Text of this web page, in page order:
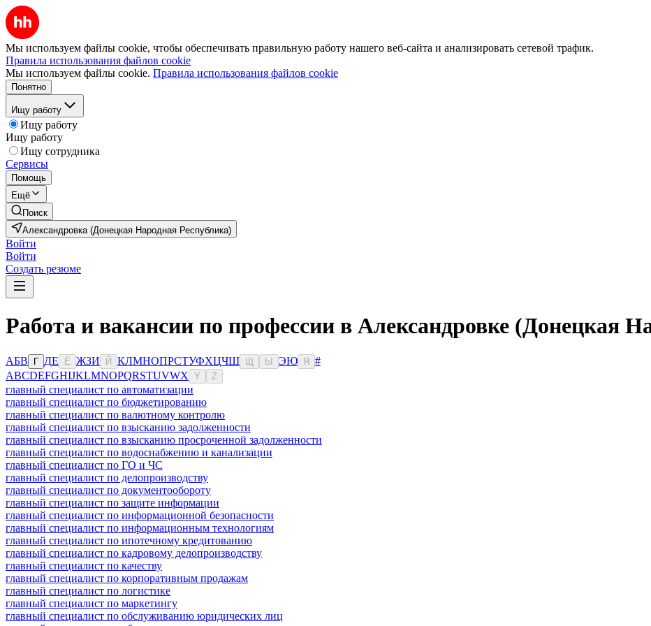
Мы используем файлы cookie, чтобы обеспечивать правильную работу нашего веб-сайта и анализировать сетевой трафик.
Правила использования файлов cookie
Мы используем файлы cookie. Правила использования файлов cookie
Понятно
Ищу работу
Ищу работу
Ищу работу
Ищу сотрудника
Сервисы
Помощь
Ещё
Поиск
Александровка (Донецкая Народная Республика)
Войти
Войти
Создать резюме
Работа и вакансии по профессии в Александровке (Донецкая
АБВ Г ДЕ Ё ЖЗИ Й КЛМНОПРСТУФХЦЧШ Ы ЭЮ Я
#
ABCDEFGHIJKLMNOPQRSTUVWX Y Z
главный специалист по автоматизации
главный специалист по бюджетированию
главный специалист по валютному контролю
главный специалист по взысканию задолженности
главный специалист по взысканию просроченной задолженности
главный специалист по водоснабжению и канализации
главный специалист по ГО и ЧС
главный специалист по делопроизводству
главный специалист по документообороту
главный специалист по защите информации
главный специалист по информационной безопасности
главный специалист по информационным технологиям
главный специалист по ипотечному кредитованию
главный специалист по кадровому делопроизводству
главный специалист по качеству
главный специалист по корпоративным продажам
главный специалист по логистике
главный специалист по маркетингу
главный специалист по обслуживанию юридических лиц